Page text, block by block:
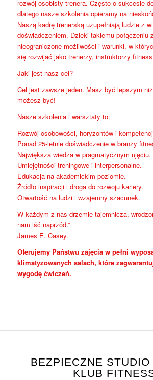
rozwój osobisty trenera. Często o sukcesie
dlatego nasze szkolenia opieramy na
Naszą kadrę trenerską uzupełniają ludzie z
doświadczeniem. Dzięki takiemu połączeniu
nieograniczone możliwości i warunki, w
się rozwijać jako trenerzy, instruktorzy
Jaki jest nasz cel?
Cel jest zawsze jeden. Masz być lepszym
możesz być!
Nasze szkolenia i warsztaty to:
Rozwój osobowości, horyzontów i
Ponad 25-letnie doświadczenie w branży
Największa wiedza w pragmatycznym ujęciu.
Umiejętności treningowe i interpersonalne.
Edukacja na akademickim poziomie.
Źródło inspiracji i droga do rozwoju kariery.
Otwartość na ludzi i wzajemny szacunek.
W każdym z nas drzemie tajemnicza,
nam iść naprzód.”
James E. Casey.
Oferujemy Państwu zajęcia w pełni
klimatyzowanych salach, które
wygodę ćwiczeń.
BEZPIECZNE STUDIO
KLUB